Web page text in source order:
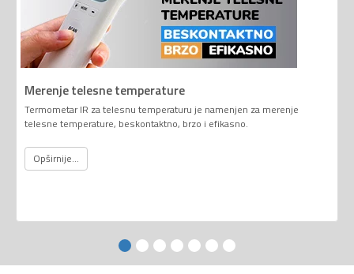
Merenje telesne temperature
Termometar IR za telesnu temperaturu je namenjen za merenje
telesne temperature, beskontaktno, brzo i efikasno.
Opširnije...